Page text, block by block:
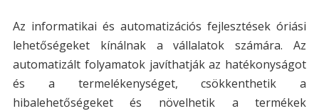
Az informatikai és automatizációs fejlesztések óriási
lehetőségeket kínálnak a vállalatok számára. Az
automatizált folyamatok javíthatják az hatékonyságot
és a termelékenységet, csökkenthetik a
hibalehetőségeket és növelhetik a termékek